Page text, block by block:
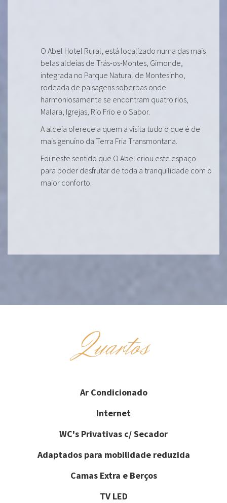
O Abel Hotel Rural, está localizado numa das mais
belas aldeias de Trás-os-Montes, Gimonde,
integrada no Parque Natural de Montesinho,
rodeada de paisagens soberbas onde
harmoniosamente se encontram quatro rios,
Malara, Igrejas, Rio Frio e o Sabor.
A aldeia oferece a quem a visita tudo o que é de
mais genuíno da Terra Fria Transmontana.
Foi neste sentido que O Abel criou este espaço
para poder desfrutar de toda a tranquilidade com o
maior conforto.
Quartos
Ar Condicionado
Internet
WC's Privativas c/ Secador
Adaptados para mobilidade reduzida
Camas Extra e Berços
TV LED